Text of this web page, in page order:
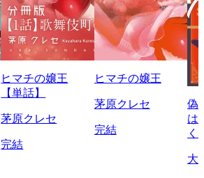
ヒマチの嬢王
【単話】
茅原クレセ
完結
ヒマチの嬢王
茅原クレセ
完結
偽
は
く
大